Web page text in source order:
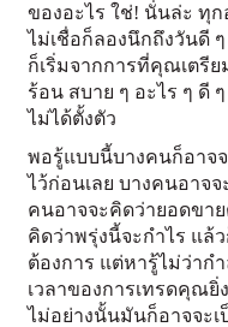
ของอะไร ใช่! นั่นล่ะ ทุ
ไม่เชื่อก็ลองนึกถึงวันดี
ก็เริ่มจากการที่คุณเตรีย
ร้อน สบาย ๆ อะไร ๆ ดี
ไม่ได้ตั้งตัว
พอรู้แบบนี้บางคนก็อาจ
ไว้ก่อนเลย บางคนอาจ
คนอาจจะคิดว่ายอดขา
คิดว่าพรุ่งนี้จะกำไร แล้
ต้องการ แต่หารู้ไม่ว่าก
เวลาของการเทรดคุณยิ่
ไม่อย่างนั้นมันก็อาจจะ